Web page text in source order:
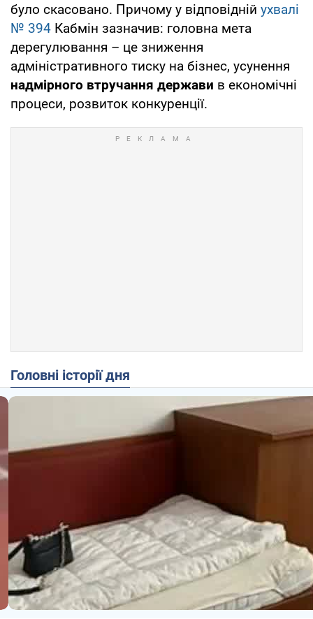
було скасовано. Причому у відповідній ухвалі
№ 394 Кабмін зазначив: головна мета
дерегулювання – це зниження
адміністративного тиску на бізнес, усунення
надмірного втручання держави в економічні
процеси, розвиток конкуренції.
Головні історії дня